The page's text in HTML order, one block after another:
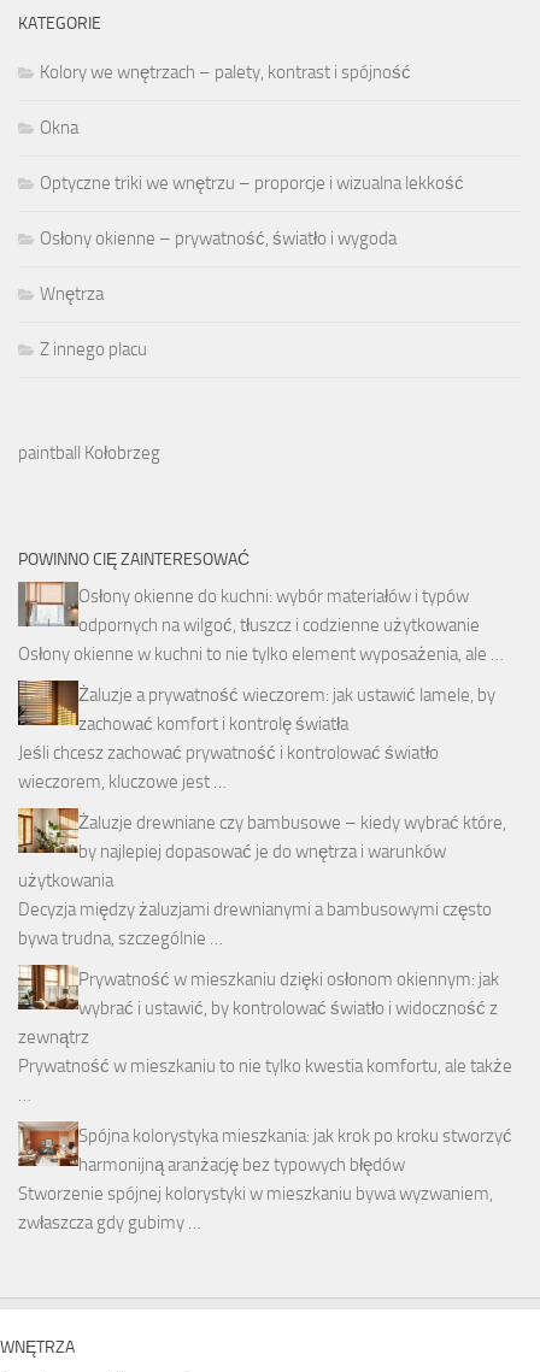
KATEGORIE
Kolory we wnętrzach – palety, kontrast i spójność
Okna
Optyczne triki we wnętrzu – proporcje i wizualna lekkość
Osłony okienne – prywatność, światło i wygoda
Wnętrza
Z innego placu
paintball Kołobrzeg
POWINNO CIĘ ZAINTERESOWAĆ
Osłony okienne do kuchni: wybór materiałów i typów
odpornych na wilgoć, tłuszcz i codzienne użytkowanie
Osłony okienne w kuchni to nie tylko element wyposażenia, ale …
Żaluzje a prywatność wieczorem: jak ustawić lamele, by
zachować komfort i kontrolę światła
Jeśli chcesz zachować prywatność i kontrolować światło
wieczorem, kluczowe jest …
Żaluzje drewniane czy bambusowe – kiedy wybrać które,
by najlepiej dopasować je do wnętrza i warunków
użytkowania
Decyzja między żaluzjami drewnianymi a bambusowymi często
bywa trudna, szczególnie …
Prywatność w mieszkaniu dzięki osłonom okiennym: jak
wybrać i ustawić, by kontrolować światło i widoczność z
zewnątrz
Prywatność w mieszkaniu to nie tylko kwestia komfortu, ale także
Spójna kolorystyka mieszkania: jak krok po kroku stworzyć
harmonijną aranżację bez typowych błędów
Stworzenie spójnej kolorystyki w mieszkaniu bywa wyzwaniem,
zwłaszcza gdy gubimy …
WNĘTRZA